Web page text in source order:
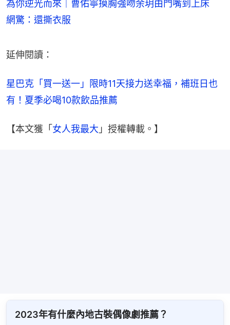
為你逆光而來｜曹佑寧摸胸強吻余玥由門嘴到上床
網驚：還撕衣服
延伸閱讀：
星巴克「買一送一」限時11天接力送幸福，補班日也
有！夏季必喝10款飲品推薦
【本文獲「女人我最大 」授權轉載。】
2023年有什麼內地古裝偶像劇推薦？